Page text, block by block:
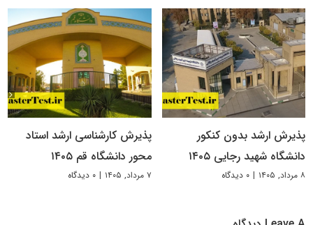
پذیرش ارشد بدون کنکور
دانشگاه شهید رجایی ۱۴۰۵
۸ مرداد, ۱۴۰۵ | ۰ دیدگاه
پذیرش کارشناسی ارشد استاد
محور دانشگاه قم ۱۴۰۵
۷ مرداد, ۱۴۰۵ | ۰ دیدگاه